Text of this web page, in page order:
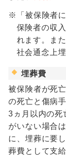
※「被保険者
保険者の収
れます。ま
社会通念上
埋葬費
被保険者が死
の死亡と傷病
3ヵ月以内の死
がいない場合は
に、埋葬に要
葬費として支